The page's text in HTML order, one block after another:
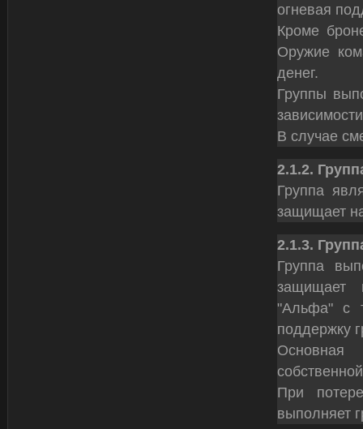
огневая
Кроме
Оружие
денег.
Группы
В случае
2.1.2.
Группа
защищает
2.1.3.
Группа
защищает
"Альфа" с
поддержку
Основная
При
выполняет